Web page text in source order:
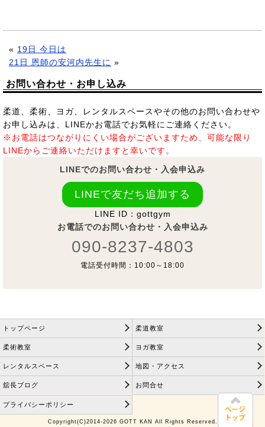
« 19日 今日は
21日 恩師の安河内先生に »
お問い合わせ・お申し込み
柔道、柔術、ヨガ、レンタルスペースやその他のお問い合わせや
お申し込みは、LINEかお電話でお気軽にご連絡ください。
※お電話はつながりにくい場合がございますため、可能な限り
LINEからご連絡いただけますと幸いです。
LINEでのお問い合わせ・入会申込み
LINEで友だち追加する
LINE ID：gottgym
お電話でのお問い合わせ・入会申込み
090-8237-4803
電話受付時間：10:00～18:00
トップページ 柔道教室
柔術教室 ヨガ教室
レンタルスペース 地図・アクセス
舘長ブログ お問合せ
プライバシーポリシー
Copyright(C)2014-2026 GOTT KAN All Rights Reserved.